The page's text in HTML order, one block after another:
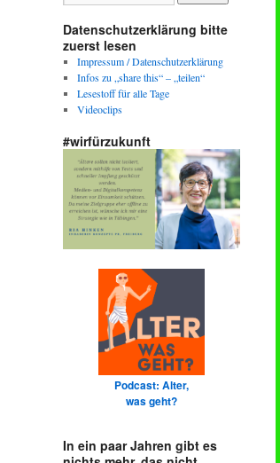
Datenschutzerklärung bitte
zuerst lesen
Impressum / Datenschutzerklärung
Infos zu „share this“ – „teilen“
Lesestoff für alle Tage
Videoclips
#wirfürzukunft
Podcast: Alter,
was geht?
In ein paar Jahren gibt es